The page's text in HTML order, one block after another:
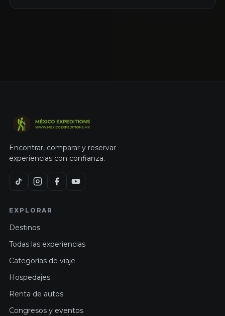
Encontrar, comparar y reservar
experiencias con confianza.
EXPLORAR
Destinos
Todas las experiencias
Categorías de viaje
Hospedajes
Renta de autos
Congresos y eventos